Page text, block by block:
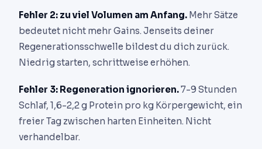
Fehler 2: zu viel Volumen am Anfang. Mehr Sätze
bedeutet nicht mehr Gains. Jenseits deiner
Regenerationsschwelle bildest du dich zurück.
Niedrig starten, schrittweise erhöhen.
Fehler 3: Regeneration ignorieren.7-9 Stunden
Schlaf, 1,6-2,2 g Protein pro kg Körpergewicht, ein
freier Tag zwischen harten Einheiten. Nicht
verhandelbar.